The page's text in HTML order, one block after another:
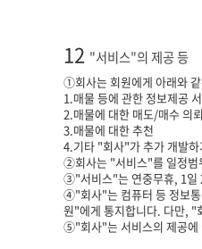
12 "서비스"의 제공 등
①회사는 회원에게 아래와
1.매물 등에 관한 정보제공
2.매물에 대한 매도/매수 의뢰
3.매물에 대한 추천
4.기타 "회사"가 추가 개발
②회사는 "서비스"를 일정범
③"서비스"는 연중무휴, 1일
④"회사"는 컴퓨터 등 정보통
원"에게 통지합니다. 다만, "
⑤"회사"는 서비스의 제공에